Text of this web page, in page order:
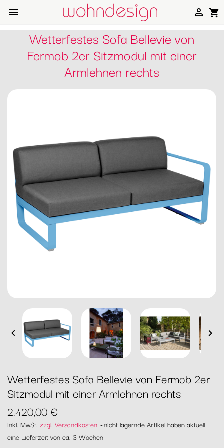
 shopping_cart

Wetterfestes Sofa Bellevie von
Fermob 2er Sitzmodul mit einer
Armlehnen rechts
 
Wetterfestes Sofa Bellevie von Fermob 2er
Sitzmodul mit einer Armlehnen rechts
2.420,00 €
inkl. MwSt. zzgl. Versandkosten nicht lagernde Artikel haben aktuell
eine Lieferzeit von ca. 3 Wochen!